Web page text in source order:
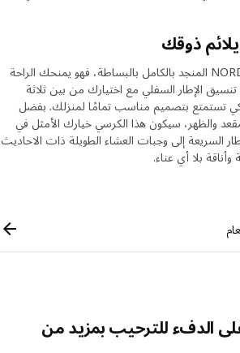
ذوقك
يتميز كرسي NORDMANSSKÄR المنجد بالكامل بالبساطة، فهو يمنحك الراحة
الإطار السفلي مع اختيارك من بين ثلاثة
تستمتع بتصميم مناسب تمامًا لمنزلك. بفضل
والظهر، سيكون هذا الكرسي خيارك الأمثل في
إلى وجبات العشاء الطويلة ذات الاحاديث
بلا أي عناء.
للترحيب بمزيد من